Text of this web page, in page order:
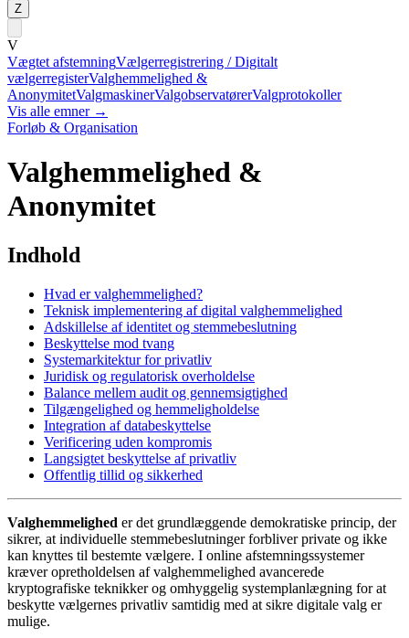
Z
V
Vægtet afstemningVælgerregistrering / Digitalt
vælgerregisterValghemmelighed &
AnonymitetValgmaskinerValgobservatørerValgprotokoller
Vis alle emner→
Forløb & Organisation
Valghemmelighed &
Anonymitet
Indhold
Hvad er valghemmelighed?
Teknisk implementering af digital valghemmelighed
Adskillelse af identitet og stemmebeslutning
Beskyttelse mod tvang
Systemarkitektur for privatliv
Juridisk og regulatorisk overholdelse
Balance mellem audit og gennemsigtighed
Tilgængelighed og hemmeligholdelse
Integration af databeskyttelse
Verificering uden kompromis
Langsigtet beskyttelse af privatliv
Offentlig tillid og sikkerhed
Valghemmelighed er det grundlæggende demokratiske princip, der
sikrer, at individuelle stemmebeslutninger forbliver private og ikke
kan knyttes til bestemte vælgere. I online afstemningssystemer
kræver opretholdelsen af valghemmelighed avancerede
kryptografiske teknikker og omhyggelig systemplanlægning for at
beskytte vælgernes privatliv samtidig med at sikre digitale valg er
mulige.